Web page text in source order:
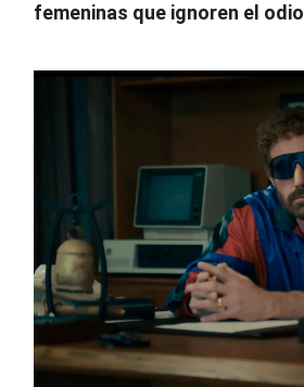
femeninas que ignoren el odio